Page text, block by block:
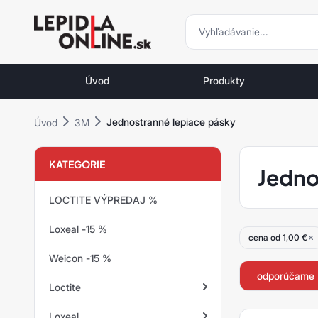
Priemyselné
lepidlá
Loctite
vyhľadávanie
vyhľadávanie
Úvod Produkty
Úvod 3M Jednostranné lepiace pásky
KATEGORIE
LOCTITE VÝPREDAJ %
Loxeal -15 %
Weicon -15 %
Loctite
cena od 1,00 €
odporúčame